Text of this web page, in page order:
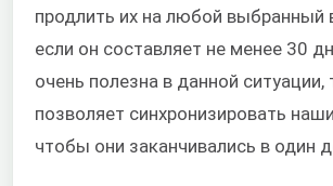
продлить их на любой выбранный
если он составляет не менее 30
очень полезна в данной ситуации,
позволяет синхронизировать
чтобы они заканчивались в один